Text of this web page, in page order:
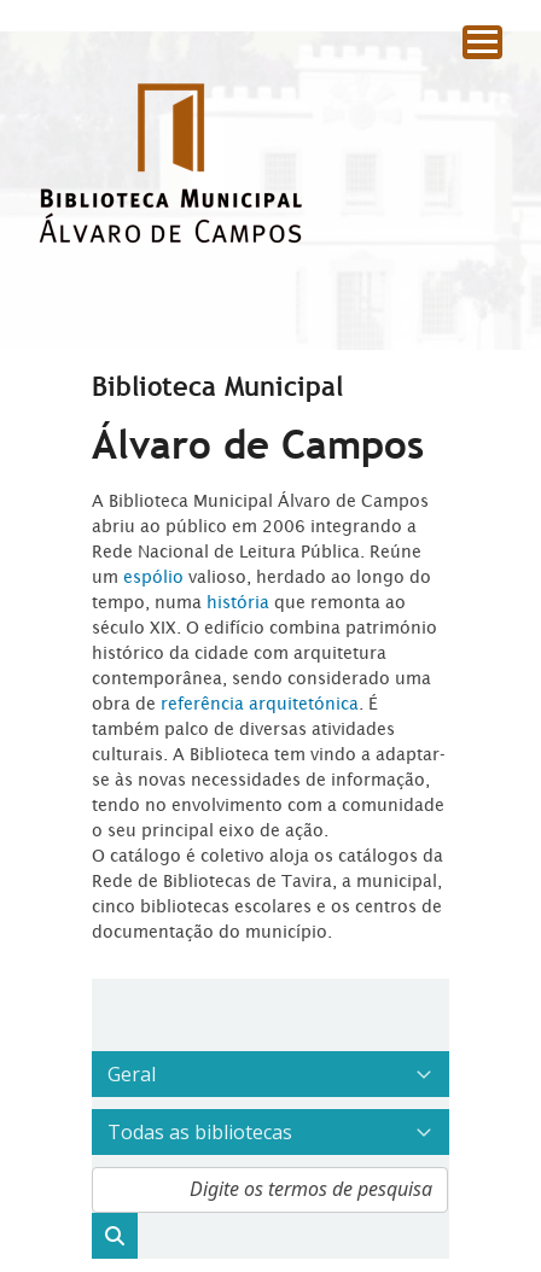
Biblioteca Municipal
Álvaro de Campos
A Biblioteca Municipal Álvaro de Campos
abriu ao público em 2006 integrando a
Rede Nacional de Leitura Pública. Reúne
umespóliovalioso, herdado ao longo do
tempo, numa história que remonta ao
século XIX. O edifício combina património
histórico da cidade com arquitetura
contemporânea, sendo considerado uma
obra de referência arquitetónica . É
também palco de diversas atividades
culturais. A Biblioteca tem vindo a adaptar-
se às novas necessidades de informação,
tendo no envolvimento com a comunidade
o seu principal eixo de ação.
O catálogo é coletivo aloja os catálogos da
Rede de Bibliotecas de Tavira, a municipal,
cinco bibliotecas escolares e os centros de
documentação do município.